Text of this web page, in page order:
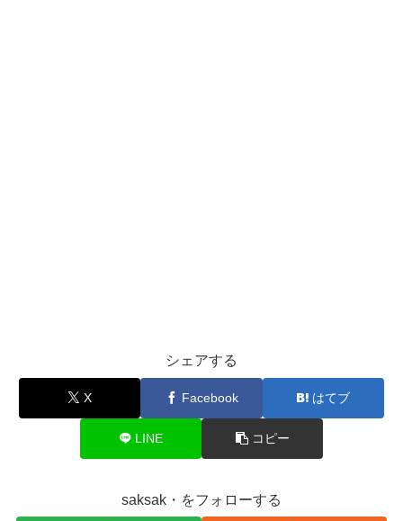
シェアする
X Facebook はてブ
LINE コピー
saksak・をフォローする